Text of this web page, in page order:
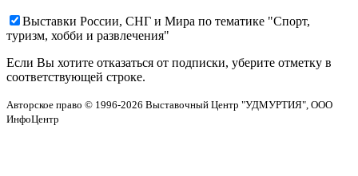
Выставки России, СНГ и Мира по тематике "Спорт,
туризм, хобби и развлечения"
Если Вы хотите отказаться от подписки, уберите отметку в
соответствующей строке.
Авторское право © 1996-2026 Выставочный Центр "УДМУРТИЯ", ООО
ИнфоЦентр